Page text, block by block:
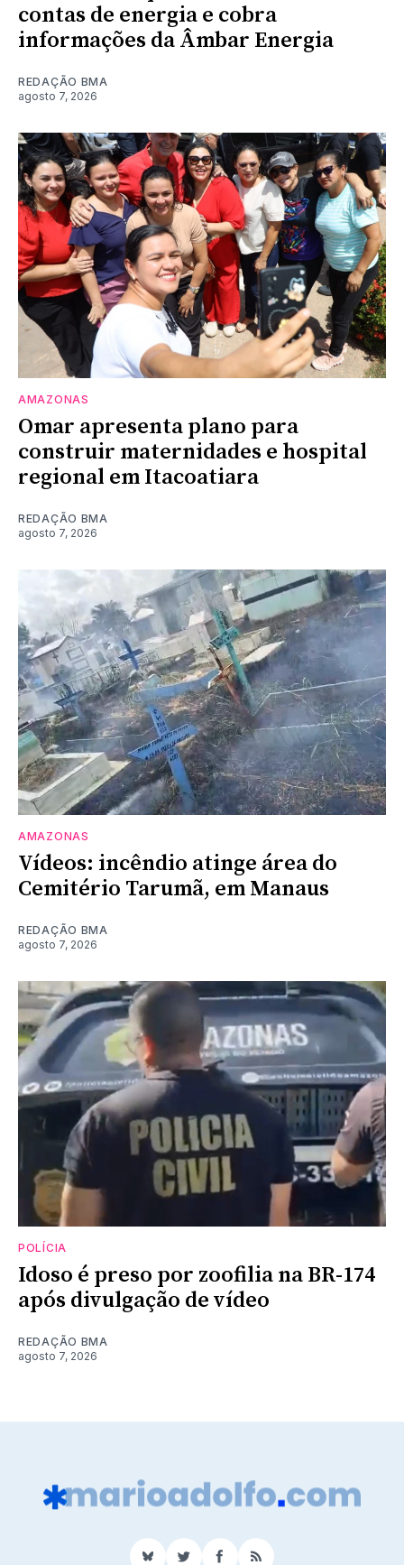
contas de energia e cobra
informações da Âmbar Energia
REDAÇÃO BMA
agosto 7, 2026
AMAZONAS
Omar apresenta plano para
construir maternidades e hospital
regional em Itacoatiara
REDAÇÃO BMA
agosto 7, 2026
AMAZONAS
Vídeos: incêndio atinge área do
Cemitério Tarumã, em Manaus
REDAÇÃO BMA
agosto 7, 2026
POLÍCIA
Idoso é preso por zoofilia na BR-174
após divulgação de vídeo
REDAÇÃO BMA
agosto 7, 2026